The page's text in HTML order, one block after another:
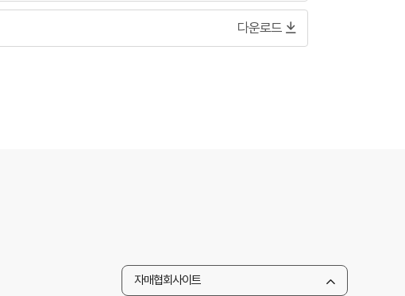
다운로드
자매협회사이트